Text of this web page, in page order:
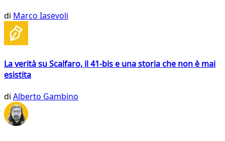
di Marco Iasevoli
La verità su Scalfaro, il 41-bis e una storia che non è mai
esistita
di Alberto Gambino